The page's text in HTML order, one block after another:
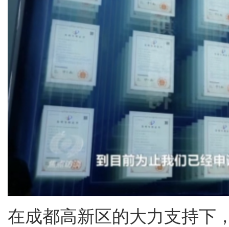
在成都高新区的大力支持下